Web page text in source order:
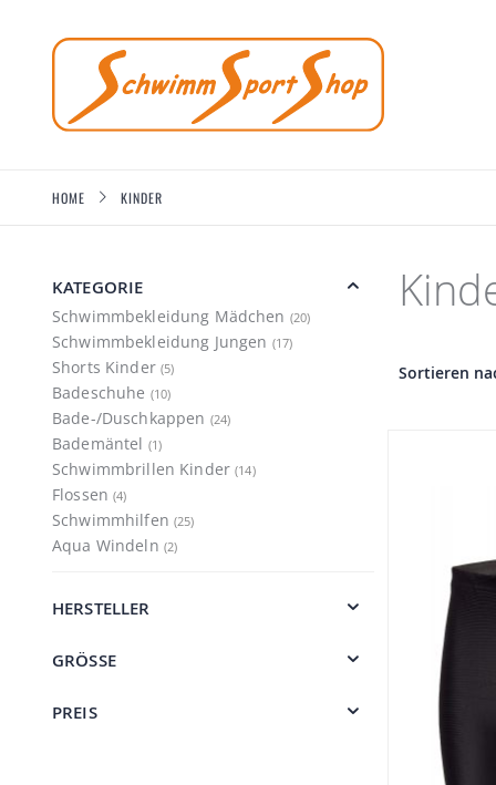
Inhalt
HOME KINDER
Sortieren
KATEGORIE
Schwimmbekleidung Mädchen 20Artikel
Schwimmbekleidung Jungen 17Artikel
Shorts Kinder 5Artikel
Badeschuhe 10Artikel
Bade-/Duschkappen 24Artikel
Bademäntel 1Artikel
Schwimmbrillen Kinder 14Artikel
Flossen 4Artikel
Schwimmhilfen 25Artikel
Aqua Windeln 2Artikel
HERSTELLER
GRÖSSE
PREIS